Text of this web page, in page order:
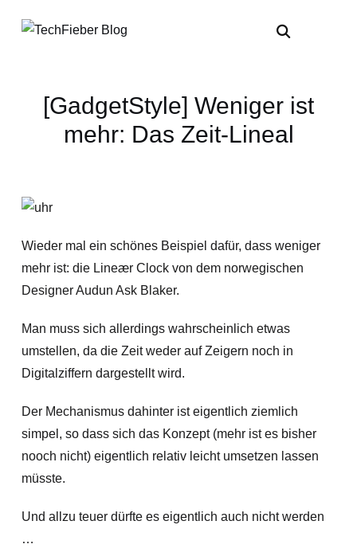
[GadgetStyle] Weniger ist
mehr: Das Zeit-Lineal
Wieder mal ein schönes Beispiel dafür, dass weniger
mehr ist: die Lineær Clock von dem norwegischen
Designer Audun Ask Blaker.
Man muss sich allerdings wahrscheinlich etwas
umstellen, da die Zeit weder auf Zeigern noch in
Digitalziffern dargestellt wird.
Der Mechanismus dahinter ist eigentlich ziemlich
simpel, so dass sich das Konzept (mehr ist es bisher
nooch nicht) eigentlich relativ leicht umsetzen lassen
müsste.
Und allzu teuer dürfte es eigentlich auch nicht werden
…